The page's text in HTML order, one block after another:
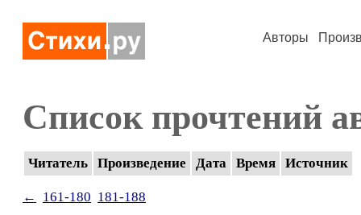
Авторы
Список прочтений
Читатель Произведение Дата Время Источник
← 161-180 181-188